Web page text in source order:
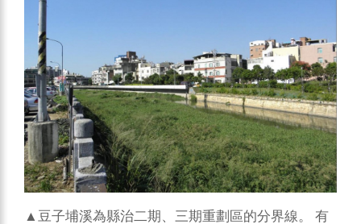
▲豆子埔溪為縣治二期、三期重劃區的分界線。 有